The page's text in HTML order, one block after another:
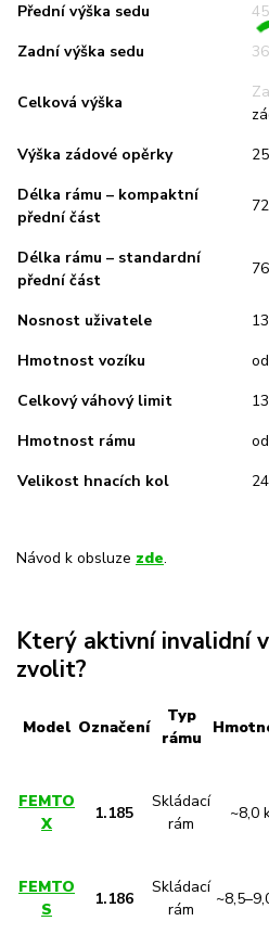
Přední výška sedu
Zadní výška sedu
Celková výška
Výška zádové opěrky
Délka rámu – kompaktní
přední část
Délka rámu – standardní
přední část
Nosnost uživatele
Hmotnost vozíku
Celkový váhový limit
Hmotnost rámu
Velikost hnacích kol
Návod k obsluze zde.
Který aktivní invalidní
zvolit?
Model Označení
Typ
rámu
FEMTO
X
1.185
Skládací
rám
~8,0
FEMTO
S
1.186
Skládací
rám